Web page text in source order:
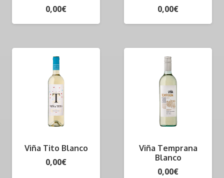
0,00€ 0,00€
Viña Tito Blanco
0,00€
Viña Temprana
Blanco
0,00€